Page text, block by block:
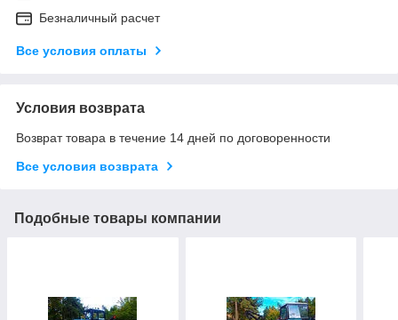
Безналичный расчет
Все условия оплаты
Условия возврата
Возврат товара в течение 14 дней по договоренности
Все условия возврата
Подобные товары компании